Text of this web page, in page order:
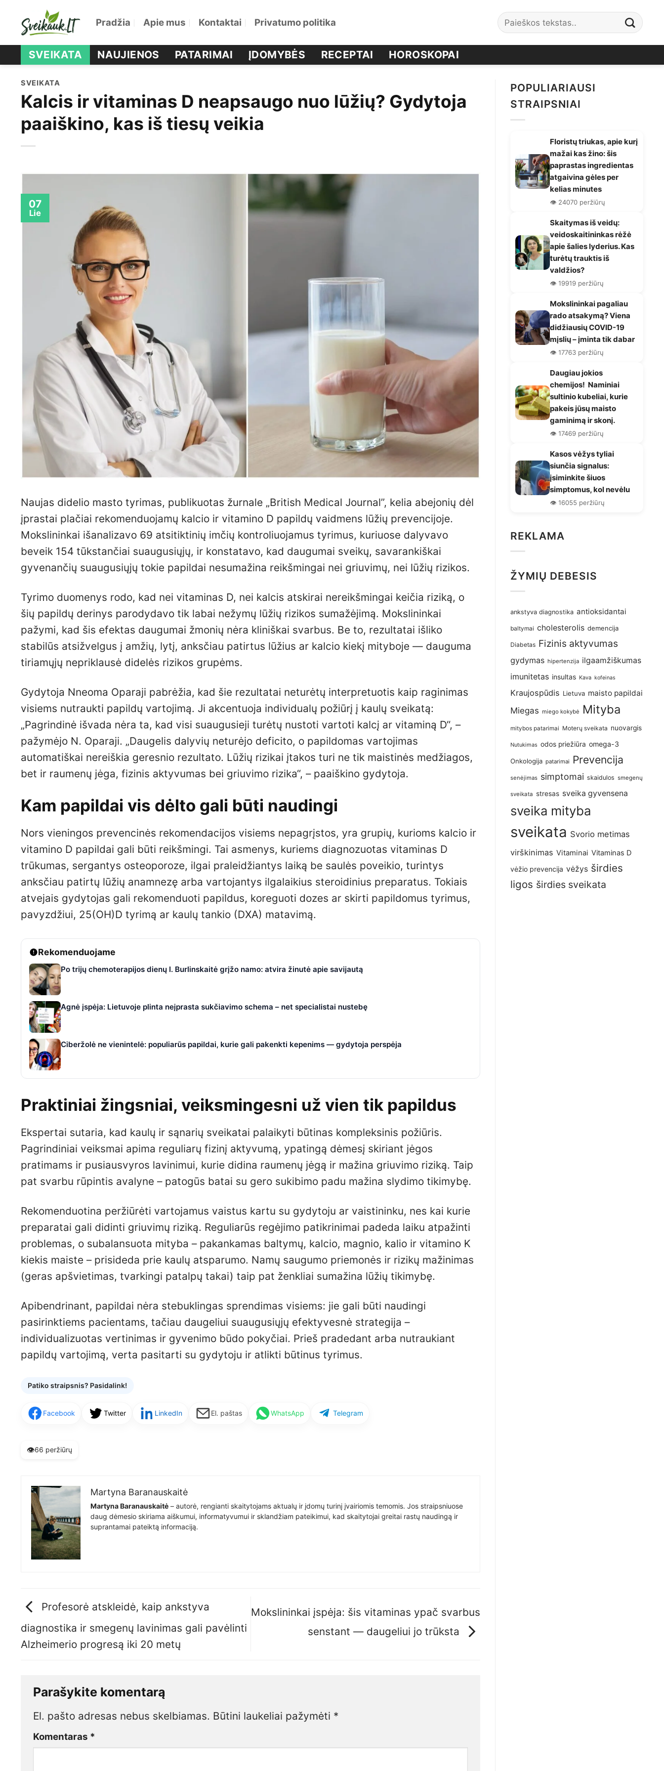
Pradžia Apie mus Kontaktai Privatumo politika
SVEIKATA NAUJIENOS PATARIMAI ĮDOMYBĖS RECEPTAI HOROSKOPAI
SVEIKATA
Kalcis ir vitaminas D neapsaugo nuo lūžių? Gydytoja
paaiškino, kas iš tiesų veikia
07
Lie
Naujas didelio masto tyrimas, publikuotas žurnale „British Medical Journal”, kelia abejonių dėl
įprastai plačiai rekomenduojamų kalcio ir vitamino D papildų vaidmens lūžių prevencijoje.
Mokslininkai išanalizavo 69 atsitiktinių imčių kontroliuojamus tyrimus, kuriuose dalyvavo
beveik 154 tūkstančiai suaugusiųjų, ir konstatavo, kad daugumai sveikų, savarankiškai
gyvenančių suaugusiųjų tokie papildai nesumažina reikšmingai nei griuvimų, nei lūžių rizikos.
Tyrimo duomenys rodo, kad nei vitaminas D, nei kalcis atskirai nereikšmingai keičia riziką, o
šių papildų derinys parodydavo tik labai nežymų lūžių rizikos sumažėjimą. Mokslininkai
pažymi, kad šis efektas daugumai žmonių nėra kliniškai svarbus. Be to, rezultatai išliko
stabilūs atsižvelgus į amžių, lytį, anksčiau patirtus lūžius ar kalcio kiekį mityboje — dauguma
tiriamųjų nepriklausė didelės rizikos grupėms.
Gydytoja Nneoma Oparaji pabrėžia, kad šie rezultatai neturėtų interpretuotis kaip raginimas
visiems nutraukti papildų vartojimą. Ji akcentuoja individualų požiūrį į kaulų sveikatą:
„Pagrindinė išvada nėra ta, kad visi suaugusieji turėtų nustoti vartoti kalcį ar vitaminą D“, –
pažymėjo N. Oparaji. „Daugelis dalyvių neturėjo deficito, o papildomas vartojimas
automatiškai nereiškia geresnio rezultato. Lūžių rizikai įtakos turi ne tik maistinės medžiagos,
bet ir raumenų jėga, fizinis aktyvumas bei griuvimo rizika“, – paaiškino gydytoja.
Kam papildai vis dėlto gali būti naudingi
Nors vieningos prevencinės rekomendacijos visiems nepagrįstos, yra grupių, kurioms kalcio ir
vitamino D papildai gali būti reikšmingi. Tai asmenys, kuriems diagnozuotas vitaminas D
trūkumas, sergantys osteoporoze, ilgai praleidžiantys laiką be saulės poveikio, turintys
anksčiau patirtų lūžių anamnezę arba vartojantys ilgalaikius steroidinius preparatus. Tokiais
atvejais gydytojas gali rekomenduoti papildus, koreguoti dozes ar skirti papildomus tyrimus,
pavyzdžiui, 25(OH)D tyrimą ar kaulų tankio (DXA) matavimą.
Rekomenduojame
Po trijų chemoterapijos dienų I. Burlinskaitė grįžo namo: atvira žinutė apie savijautą
Agnė įspėja: Lietuvoje plinta neįprasta sukčiavimo schema – net specialistai nustebę
Ciberžolė ne vienintelė: populiarūs papildai, kurie gali pakenkti kepenims — gydytoja perspėja
Praktiniai žingsniai, veiksmingesni už vien tik papildus
Ekspertai sutaria, kad kaulų ir sąnarių sveikatai palaikyti būtinas kompleksinis požiūris.
Pagrindiniai veiksmai apima reguliarų fizinį aktyvumą, ypatingą dėmesį skiriant jėgos
pratimams ir pusiausvyros lavinimui, kurie didina raumenų jėgą ir mažina griuvimo riziką. Taip
pat svarbu rūpintis avalyne – patogūs batai su gero sukibimo padu mažina slydimo tikimybę.
Rekomenduotina peržiūrėti vartojamus vaistus kartu su gydytoju ar vaistininku, nes kai kurie
preparatai gali didinti griuvimų riziką. Reguliarūs regėjimo patikrinimai padeda laiku atpažinti
problemas, o subalansuota mityba – pakankamas baltymų, kalcio, magnio, kalio ir vitamino K
kiekis maiste – prisideda prie kaulų atsparumo. Namų saugumo priemonės ir rizikų mažinimas
(geras apšvietimas, tvarkingi patalpų takai) taip pat ženkliai sumažina lūžių tikimybę.
Apibendrinant, papildai nėra stebuklingas sprendimas visiems: jie gali būti naudingi
pasirinktiems pacientams, tačiau daugeliui suaugusiųjų efektyvesnė strategija –
individualizuotas vertinimas ir gyvenimo būdo pokyčiai. Prieš pradedant arba nutraukiant
papildų vartojimą, verta pasitarti su gydytoju ir atlikti būtinus tyrimus.
Patiko straipsnis? Pasidalink!
Facebook Twitter LinkedIn El. paštas WhatsApp Telegram
👁️66 peržiūrų
Martyna Baranauskaitė
Martyna Baranauskaitė – autorė, rengianti skaitytojams aktualų ir įdomų turinį įvairiomis temomis. Jos straipsniuose
daug dėmesio skiriama aiškumui, informatyvumui ir sklandžiam pateikimui, kad skaitytojai greitai rastų naudingą ir
suprantamai pateiktą informaciją.
Profesorė atskleidė, kaip ankstyva
diagnostika ir smegenų lavinimas gali pavėlinti
Alzheimerio progresą iki 20 metų
Mokslininkai įspėja: šis vitaminas ypač svarbus
senstant — daugeliui jo trūksta
Parašykite komentarą
El. pašto adresas nebus skelbiamas. Būtini laukeliai pažymėti *
Komentaras *
POPULIARIAUSI
STRAIPSNIAI
Floristų triukas, apie kurį
mažai kas žino: šis
paprastas ingredientas
atgaivina gėles per
kelias minutes
👁️ 24070 peržiūrų
Skaitymas iš veidų:
veidoskaitininkas rėžė
apie šalies lyderius. Kas
turėtų trauktis iš
valdžios?
👁️ 19919 peržiūrų
Mokslininkai pagaliau
rado atsakymą? Viena
didžiausių COVID-19
mįslių – įminta tik dabar
👁️ 17763 peržiūrų
Daugiau jokios
chemijos! Naminiai
sultinio kubeliai, kurie
pakeis jūsų maisto
gaminimą ir skonį.
👁️ 17469 peržiūrų
Kasos vėžys tyliai
siunčia signalus:
įsiminkite šiuos
simptomus, kol nevėlu
👁️ 16055 peržiūrų
REKLAMA
ŽYMIŲ DEBESIS
ankstyva diagnostika antioksidantai
baltymai cholesterolis demencija
Diabetas Fizinis aktyvumas
gydymas hipertenzija ilgaamžiškumas
imunitetas insultas Kava kofeinas
Kraujospūdis Lietuva maisto papildai
Miegas miego kokybė Mityba
mitybos patarimai Moterų sveikata nuovargis
Nutukimas odos priežiūra omega-3
Onkologija patarimai Prevencija
senėjimas simptomai skaidulos smegenų
sveikata stresas sveika gyvensena
sveika mityba
sveikata Svorio metimas
virškinimas Vitaminai Vitaminas D
vėžio prevencija vėžys širdies
ligos širdies sveikata